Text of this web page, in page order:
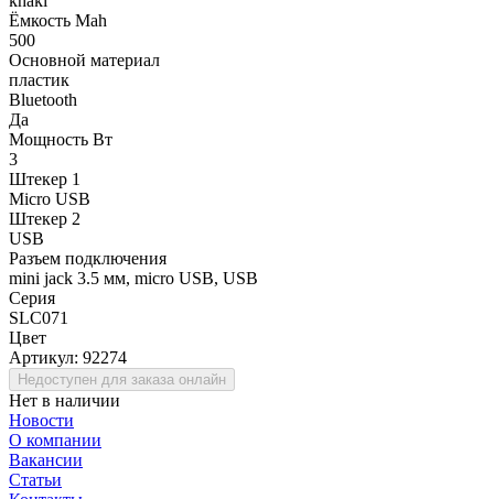
Ёмкость Mah
500
Основной материал
пластик
Bluetooth
Да
Мощность Вт
3
Штекер 1
Micro USB
Штекер 2
USB
Разъем подключения
mini jack 3.5 мм, micro USB, USB
Серия
SLC071
Цвет
Артикул: 92274
Недоступен для заказа онлайн
Нет в наличии
Новости
О компании
Вакансии
Статьи